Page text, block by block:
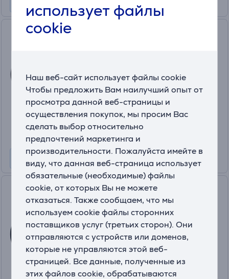
использует файлы
cookie
Наш веб-сайт использует файлы cookie
Чтобы предложить Вам наилучший опыт от
просмотра данной веб-страницы и
осуществления покупок, мы просим Вас
сделать выбор относительно
предпочтений маркетинга и
производительности. Пожалуйста имейте в
виду, что данная веб-страница использует
обязательные (необходимые) файлы
cookie, от которых Вы не можете
отказаться. Также сообщаем, что мы
используем cookie файлы сторонних
поставщиков услуг (третьих сторон). Они
отправляются с устройств или доменов,
которые не управляются этой веб-
страницей. Все данные, полученные из
этих файлов cookie, обрабатываются
На складе
Цена:
17.99 €
Beurer BM58, 32-40 см -
Манжета для тонометра
163246
На складе
Цена:
22.99 €